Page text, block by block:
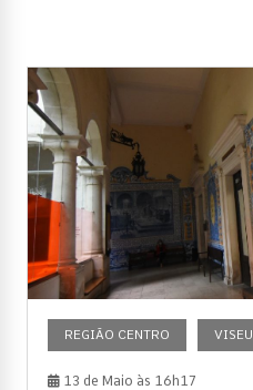
REGIÃO CENTRO VISEU
13 de Maio às 16h17